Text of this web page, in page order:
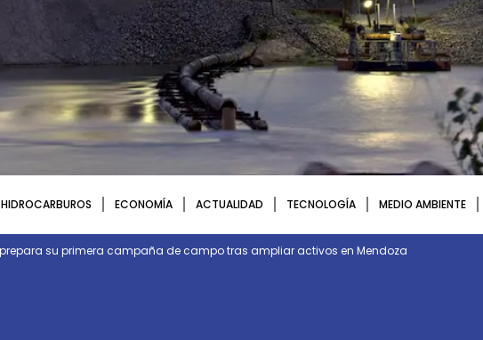
HIDROCARBUROS ECONOMÍA ACTUALIDAD TECNOLOGÍA MEDIO AMBIENTE
su primera campaña de campo tras ampliar activos en Mendoza